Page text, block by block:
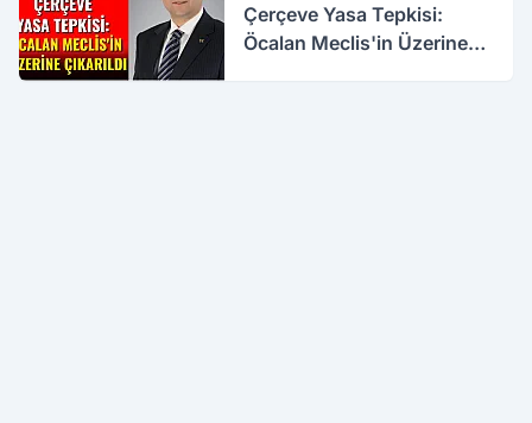
Çerçeve Yasa Tepkisi:
Öcalan Meclis'in Üzerine